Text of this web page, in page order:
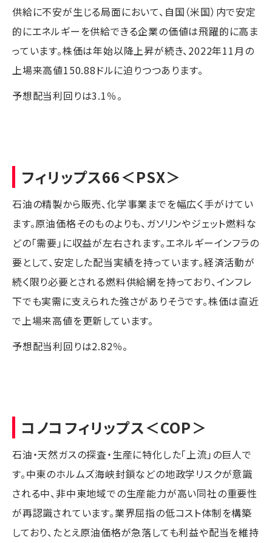
供給に不安が生じる局面において、自国（米国）内で安定
的にエネルギーを供給できる企業の価値は飛躍的に高ま
っています。株価は年始以降上昇が続き、2022年11月の
上場来高値150.88ドルに迫りつつあります。
予想配当利回りは3.1％。
フィリップス66＜PSX＞
石油の精製から販売、化学事業までを幅広く手がけてい
ます。原油価格そのものよりも、ガソリンやジェット燃料な
どの「需要」に収益が左右されます。エネルギーインフラの
要として、安定した配当実績を持っています。経済活動が
続く限り必要とされる燃料供給網を持っており、インフレ
下でも実需に支えられた強さがありそうです。株価は直近
で上場来高値を更新しています。
予想配当利回りは2.82％。
コノコフィリップス＜COP＞
石油・天然ガスの探査・生産に特化した「上流」の巨人で
す。中東のホルムズ海峡封鎖などの地政学リスクが意識
される中、非中東地域での生産能力が高い同社の重要性
が再認識されています。業界屈指の低コスト体制を構築
しており、たとえ原油価格が急落しても利益や配当を維持